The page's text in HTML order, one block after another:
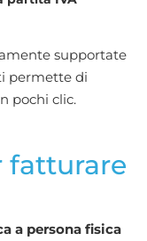
supportate
permette di
pochi clic.
fatturare
a persona fisica